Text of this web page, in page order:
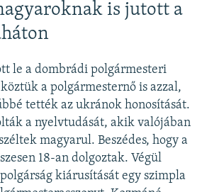
is jutott a
le a dombrádi polgármesteri
a polgármesternő is azzal,
tették az ukránok honosítását.
a nyelvtudását, akik valójában
magyarul. Beszédes, hogy a
18-an dolgoztak. Végül
kiárusítását egy szimpla